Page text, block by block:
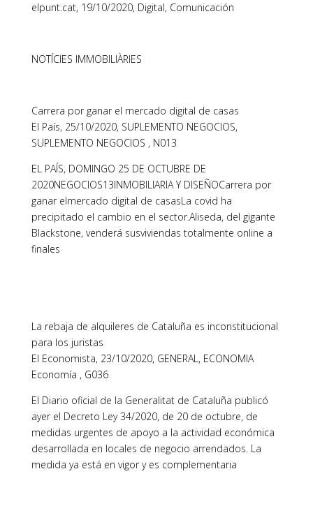
elpunt.cat, 19/10/2020, Digital, Comunicación
NOTÍCIES IMMOBILIÀRIES
Carrera por ganar el mercado digital de casas
El País, 25/10/2020, SUPLEMENTO NEGOCIOS,
SUPLEMENTO NEGOCIOS , N013
EL PAÍS, DOMINGO 25 DE OCTUBRE DE
2020NEGOCIOS13INMOBILIARIA Y DISEÑOCarrera por
ganar elmercado digital de casasLa covid ha
precipitado el cambio en el sector.Aliseda, del gigante
Blackstone, venderá susviviendas totalmente online a
finales
La rebaja de alquileres de Cataluña es inconstitucional
para los juristas
El Economista, 23/10/2020, GENERAL, ECONOMIA
Economía , G036
El Diario oficial de la Generalitat de Cataluña publicó
ayer el Decreto Ley 34/2020, de 20 de octubre, de
medidas urgentes de apoyo a la actividad económica
desarrollada en locales de negocio arrendados. La
medida ya está en vigor y es complementaria